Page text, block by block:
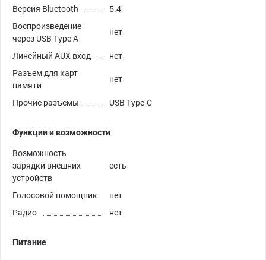
Версия Bluetooth
5.4
Воспроизведение
через USB Type A
нет
Линейный AUX вход
нет
Разъем для карт
памяти
нет
Прочие разъемы USB Type-C
Функции и возможности
Возможность
зарядки внешних
устройств
есть
Голосовой помощник
нет
Радио
нет
Питание